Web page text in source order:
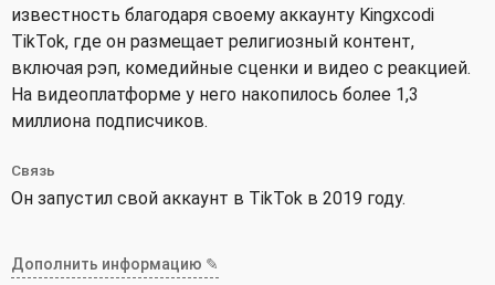
известность благодаря своему аккаунту Kingxcodi
TikTok, где он размещает религиозный контент,
включая рэп, комедийные сценки и видео с реакцией.
На видеоплатформе у него накопилось более 1,3
миллиона подписчиков.
Связь
Он запустил свой аккаунт в TikTok в 2019 году.
Дополнить информацию ✎